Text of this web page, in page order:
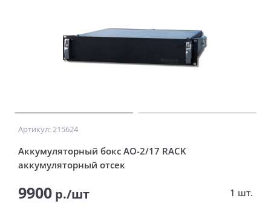
Артикул: 215624
Аккумуляторный бокс АО-2/17 RACK
аккумуляторный отсек
9900 р./шт 1 шт.